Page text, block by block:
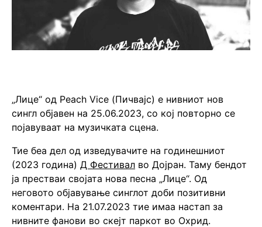
„Лице“ од Peach Vice (Пичвајс) е нивниот нов
сингл објавен на 25.06.2023, со кој повторно се
појавуваат на музичката сцена.
Тие беа дел од изведувачите на годинешниот
(2023 година) Д Фестивал во Дојран. Таму бендот
ја престваи својата нова песна „Лице“. Од
неговото објавување синглот доби позитивни
коментари. На 21.07.2023 тие имаа настап за
нивните фанови во скејт паркот во Охрид.